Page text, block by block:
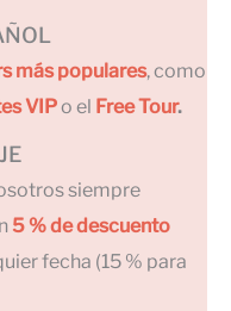
más populares, como
VIPo el Free Tour.
siempre
5 % de descuento
fecha (15 % para